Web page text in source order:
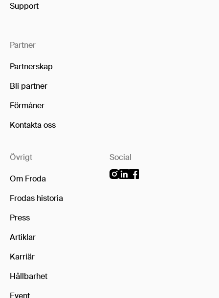
Support
Partner
Partnerskap
Bli partner
Förmåner
Kontakta oss
Övrigt
Om Froda
Frodas historia
Press
Artiklar
Karriär
Hållbarhet
Event
Social